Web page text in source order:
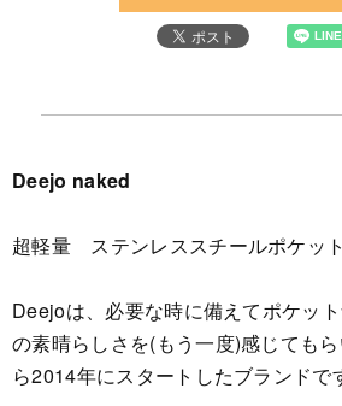
Deejo naked
超軽量 ステンレススチールポケッ
Deejoは、必要な時に備えてポケッ
の素晴らしさを(もう一度)感じても
ら2014年にスタートしたブランドで